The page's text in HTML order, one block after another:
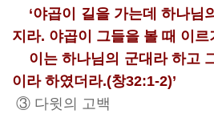
‘야곱이 길을 가는데 하나님
지라. 야곱이 그들을 볼 때 이르
이는 하나님의 군대라 하고
이라 하였더라.(창32:1-2)’
③ 다윗의 고백